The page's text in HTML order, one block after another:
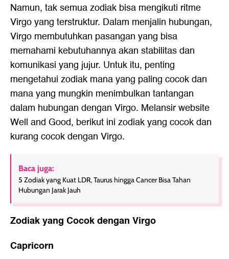
Namun, tak semua zodiak bisa mengikuti ritme
Virgo yang terstruktur. Dalam menjalin hubungan,
Virgo membutuhkan pasangan yang bisa
memahami kebutuhannya akan stabilitas dan
komunikasi yang jujur. Untuk itu, penting
mengetahui zodiak mana yang paling cocok dan
mana yang mungkin menimbulkan tantangan
dalam hubungan dengan Virgo. Melansir website
Well and Good, berikut ini zodiak yang cocok dan
kurang cocok dengan Virgo.
Baca juga:
5 Zodiak yang Kuat LDR, Taurus hingga Cancer Bisa Tahan
Hubungan Jarak Jauh
Zodiak yang Cocok dengan Virgo
Capricorn